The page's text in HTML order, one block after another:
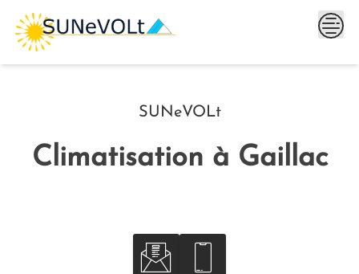
Skip
content
SUNeVOLt
Climatisation à Gaillac